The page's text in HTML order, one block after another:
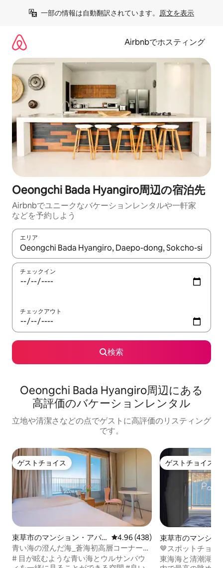
一部の情報は自動翻訳されています。 原文を表示
Airbnbでホスティング
Oeongchi Bada Hyangiro⁠周⁠辺⁠の宿⁠泊⁠先
Airbnbでユニークなバ⁠ケ⁠ー⁠シ⁠ョ⁠ンレ⁠ン⁠タ⁠ルや一⁠軒⁠家
な⁠ど⁠を予⁠約⁠し⁠よ⁠う
エリア
検索結果が表示されたら、上下の矢印キーを使って移動するか
チェックイン
チェックアウト
検索
Oeongchi Bada Hyangiro⁠周⁠辺⁠に⁠あ⁠る
高⁠評⁠価⁠のバ⁠ケ⁠ー⁠シ⁠ョ⁠ン⁠レ⁠ン⁠タ⁠ル
立地や清潔さなどの点でゲストに高評価のリスティング
です。
ゲストチョイス
ゲストチョイス
束草市のマンション・アパ
ート
レビュー438件、5つ星中4.96つ
4.96 (438)
青い海の澄んだ海_蒼海初高層コーナーア
ラウンドビュー/オーシャンデッキビュ
# 目が眩むような青い海とウルサンバウ
ゲストチョイス
ゲストチョイス
束草市のマンショ
ト
🤎スポットチョ・
ティ＆レイクビュ
東海海と清潮湖を抱